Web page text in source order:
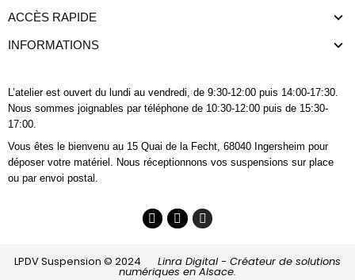
ACCÈS RAPIDE
INFORMATIONS
L’atelier est ouvert du lundi au vendredi, de 9:30-12:00 puis 14:00-17:30.
Nous sommes joignables par téléphone de 10:30-12:00 puis de 15:30-
17:00.
Vous êtes le bienvenu au 15 Quai de la Fecht, 68040 Ingersheim pour
déposer votre matériel. Nous réceptionnons vos suspensions sur place
ou par envoi postal.
LPDV Suspension © 2024 Linra Digital - Créateur de solutions
numériques en Alsace.